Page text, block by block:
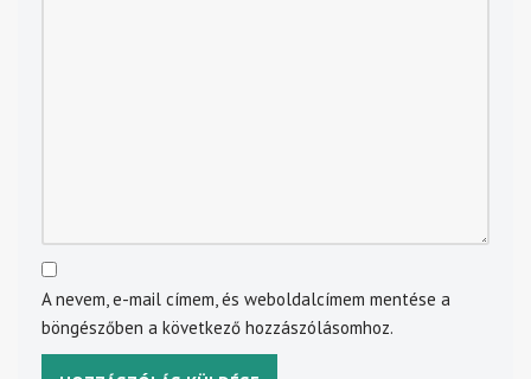
A nevem, e-mail címem, és weboldalcímem mentése a
böngészőben a következő hozzászólásomhoz.